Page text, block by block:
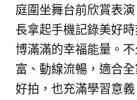
庭圍坐舞台前欣賞表
長拿起手機記錄美好
博滿滿的幸福能量。
富、動線流暢，適合
好拍，也充滿學習意義